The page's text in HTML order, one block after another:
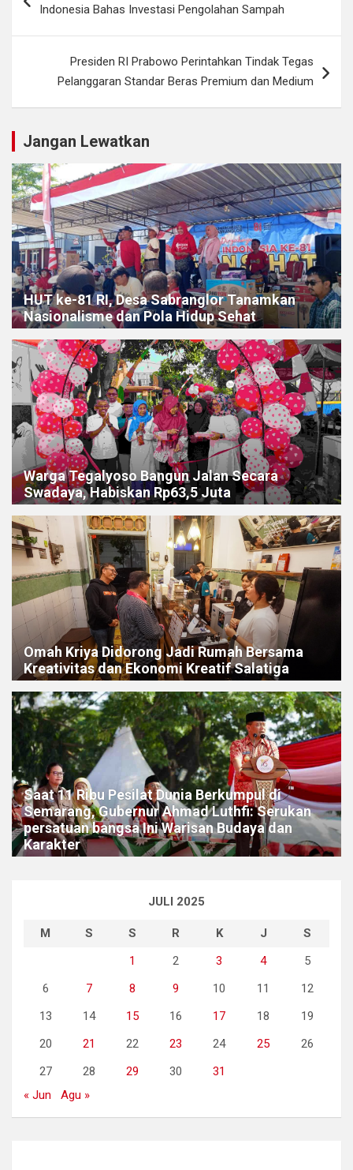
Indonesia Bahas Investasi Pengolahan Sampah
Presiden RI Prabowo Perintahkan Tindak Tegas
Pelanggaran Standar Beras Premium dan Medium
Jangan Lewatkan
HUT ke-81 RI, Desa Sabranglor Tanamkan
Nasionalisme dan Pola Hidup Sehat
Warga Tegalyoso Bangun Jalan Secara
Swadaya, Habiskan Rp63,5 Juta
Omah Kriya Didorong Jadi Rumah Bersama
Kreativitas dan Ekonomi Kreatif Salatiga
Saat 11 Ribu Pesilat Dunia Berkumpul di
Semarang, Gubernur Ahmad Luthfi: Serukan
persatuan bangsa Ini Warisan Budaya dan
Karakter
JULI 2025
M S S R K J
S
1
2 3 4
5
6
7 8 9 10 11
12
13
14 15 16 17 18
19
20
21 22 23 24 25
26
27
28 29 30
31
« Jun
Agu »